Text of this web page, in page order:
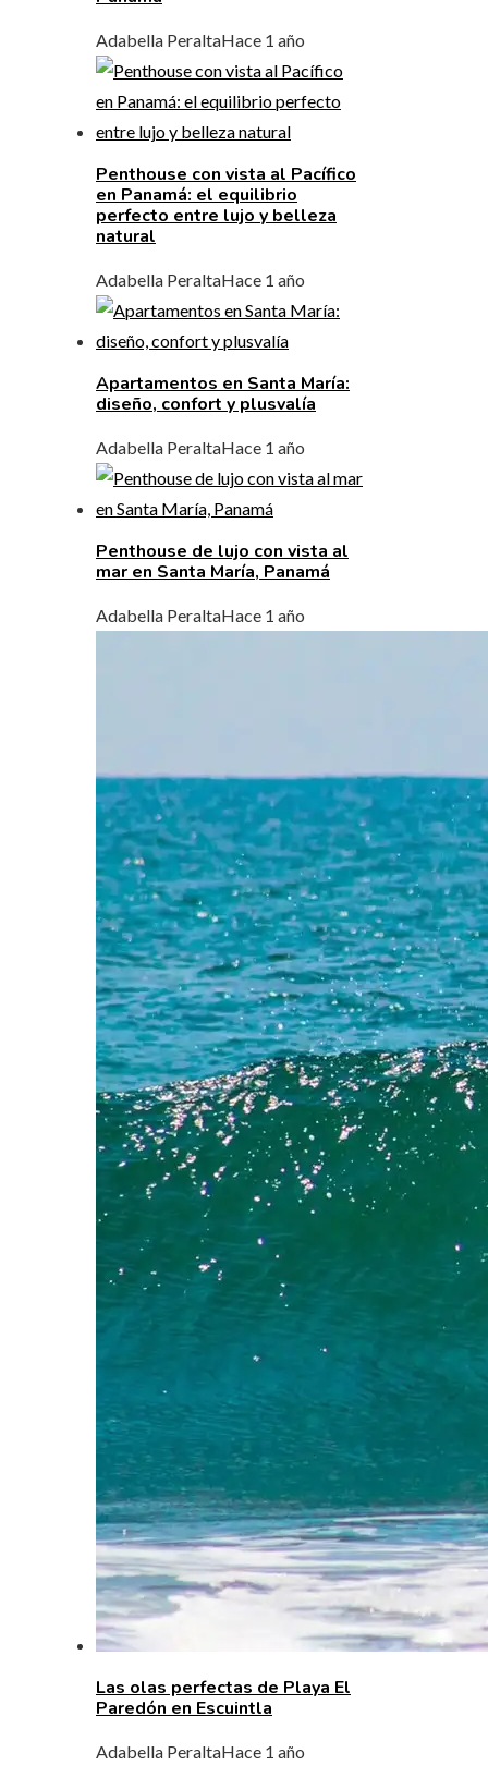
Adabella PeraltaHace 1 año
Penthouse con vista al Pacífico
en Panamá: el equilibrio
perfecto entre lujo y belleza
natural
Adabella PeraltaHace 1 año
Apartamentos en Santa María:
diseño, confort y plusvalía
Adabella PeraltaHace 1 año
Penthouse de lujo con vista al
mar en Santa María, Panamá
Adabella PeraltaHace 1 año
Las olas perfectas de Playa El
Paredón en Escuintla
Adabella PeraltaHace 1 año